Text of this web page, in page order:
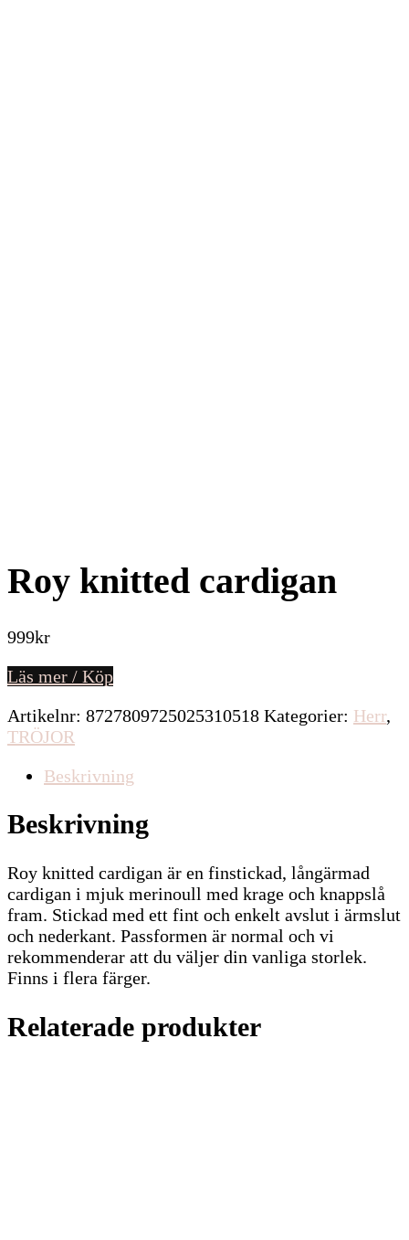
Roy knitted cardigan
999kr
Läs mer / Köp
Artikelnr: 8727809725025310518 Kategorier: Herr,
TRÖJOR
Beskrivning
Beskrivning
Roy knitted cardigan är en finstickad, långärmad
cardigan i mjuk merinoull med krage och knappslå
fram. Stickad med ett fint och enkelt avslut i ärmslut
och nederkant. Passformen är normal och vi
rekommenderar att du väljer din vanliga storlek.
Finns i flera färger.
Relaterade produkter